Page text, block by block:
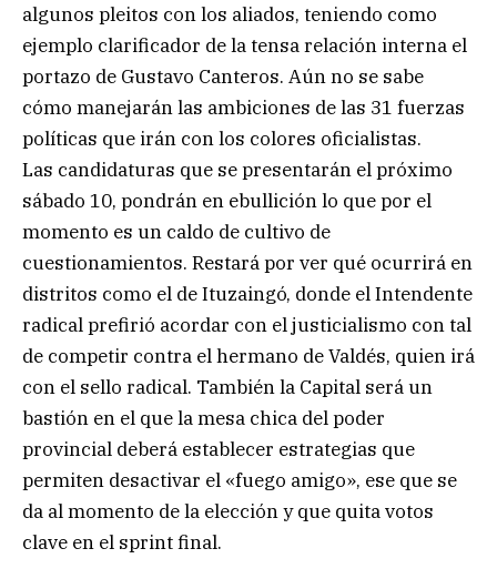
algunos pleitos con los aliados, teniendo como
ejemplo clarificador de la tensa relación interna el
portazo de Gustavo Canteros. Aún no se sabe
cómo manejarán las ambiciones de las 31 fuerzas
políticas que irán con los colores oficialistas.
Las candidaturas que se presentarán el próximo
sábado 10, pondrán en ebullición lo que por el
momento es un caldo de cultivo de
cuestionamientos. Restará por ver qué ocurrirá en
distritos como el de Ituzaingó, donde el Intendente
radical prefirió acordar con el justicialismo con tal
de competir contra el hermano de Valdés, quien irá
con el sello radical. También la Capital será un
bastión en el que la mesa chica del poder
provincial deberá establecer estrategias que
permiten desactivar el «fuego amigo», ese que se
da al momento de la elección y que quita votos
clave en el sprint final.